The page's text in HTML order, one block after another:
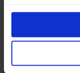
gesammelt haben.